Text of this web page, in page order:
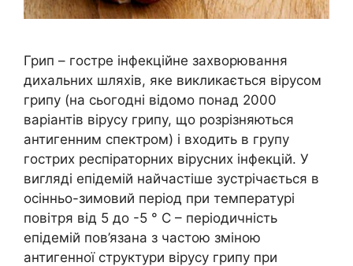
Грип – гостре інфекційне захворювання
дихальних шляхів, яке викликається вірусом
грипу (на сьогодні відомо понад 2000
варіантів вірусу грипу, що розрізняються
антигенним спектром) і входить в групу
гострих респіраторних вірусних інфекцій. У
вигляді епідемій найчастіше зустрічається в
осінньо-зимовий період при температурі
повітря від 5 до -5 ° C – періодичність
епідемій пов’язана з частою зміною
антигенної структури вірусу грипу при